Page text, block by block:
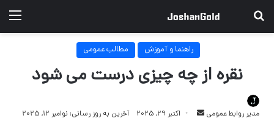
جستجو برای
راهنما و آموزش مطالب عمومی
نقره از چه چیزی درست می شود
مدیر روابط عمومی
ارسالاکتبر 29, 2025
آخرین به روز رسانی: نوامبر 12, 2025